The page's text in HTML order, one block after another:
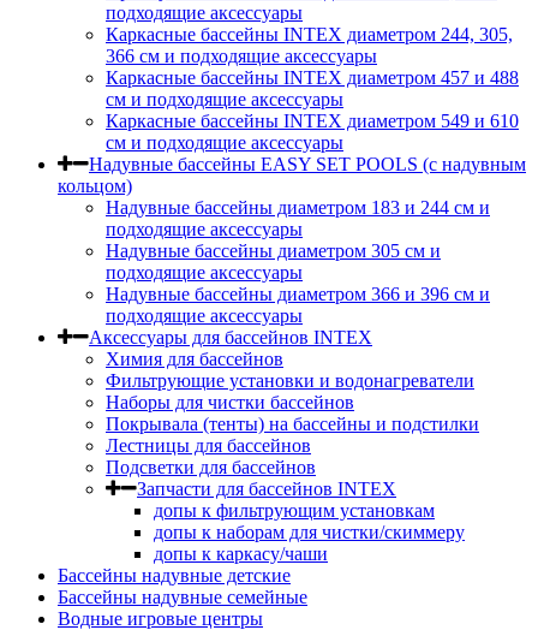
подходящие аксессуары
Каркасные бассейны INTEX диаметром 244, 305,
366 см и подходящие аксессуары
Каркасные бассейны INTEX диаметром 457 и 488
cм и подходящие аксессуары
Каркасные бассейны INTEX диаметром 549 и 610
см и подходящие аксессуары
Надувные бассейны EASY SET POOLS (с надувным
кольцом)
Надувные бассейны диаметром 183 и 244 см и
подходящие аксессуары
Надувные бассейны диаметром 305 см и
подходящие аксессуары
Надувные бассейны диаметром 366 и 396 см и
подходящие аксессуары
Аксессуары для бассейнов INTEX
Химия для бассейнов
Фильтрующие установки и водонагреватели
Наборы для чистки бассейнов
Покрывала (тенты) на бассейны и подстилки
Лестницы для бассейнов
Подсветки для бассейнов
Запчасти для бассейнов INTEX
допы к фильтрующим установкам
допы к наборам для чистки/скиммеру
допы к каркасу/чаши
Бассейны надувные детские
Бассейны надувные семейные
Водные игровые центры